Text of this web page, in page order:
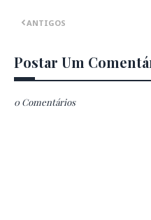
ANTIGOS
Postar Um
0 Comentários